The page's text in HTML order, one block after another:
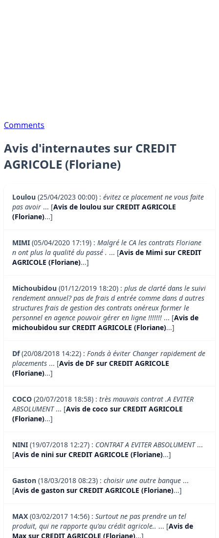
Comments
Avis d'internautes sur CREDIT
AGRICOLE (Floriane)
Loulou (25/04/2023 00:00) : évitez ce placement ne vous faite
pas avoir ... [Avis de loulou sur CREDIT AGRICOLE
(Floriane)...]
MIMI (05/04/2020 17:19) : Malgré le CA les contrats Floriane
n ont plus la qualité du passé . ... [Avis de Mimi sur CREDIT
AGRICOLE (Floriane)...]
Michoubidou (01/12/2019 18:20) : plus de clarté dans le suivi
rendement annuel? pas de frais d entrée comme dans d autres
structures frais de gestion des contrats onéreux former le
personnel en agence pouvoir gérer en ligne !!!!!!! ... [Avis de
michoubidou sur CREDIT AGRICOLE (Floriane)...]
Df(20/08/2018 14:22) : Fonds à éviter Changer rapidement de
placements ... [Avis de DF sur CREDIT AGRICOLE
(Floriane)...]
COCO (20/07/2018 18:58) : très mauvais contrat .A EVITER
ABSOLUMENT... [Avis de coco sur CREDIT AGRICOLE
(Floriane)...]
NINI (19/07/2018 12:27) : CONTRAT A EVITER ABSOLUMENT...
[Avis de nini sur CREDIT AGRICOLE (Floriane)...]
Gaston (18/03/2018 08:23) : choisir une autre banque ...
[Avis de gaston sur CREDIT AGRICOLE (Floriane)...]
MAX (03/02/2017 14:56) : Surtout ne pas prendre un tel
produit, qui ne rapporte qu'au crédit agricole.. ... [Avis de
Max sur CREDIT AGRICOLE (Floriane)...]